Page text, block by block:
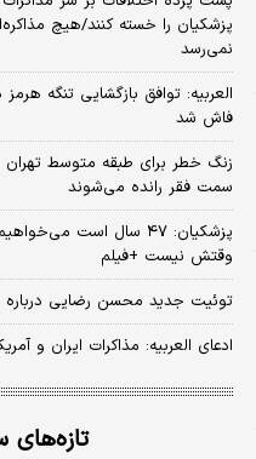
پزشکیان را خسته کنند/هیچ
نمی‌رسد
فاش شد
زنگ خطر برای طبقه متوسط تهران
سمت فقر رانده می‌شوند
پزشکیان: ۴۷ سال است
وقتش نیست +فیلم
توئیت جدید محسن رضایی درباره
ادعای العربیه: مذاکرات ایران و